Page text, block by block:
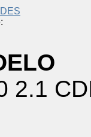
2.1